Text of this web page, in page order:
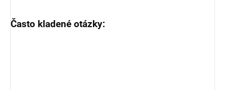
Často kladené otázky: